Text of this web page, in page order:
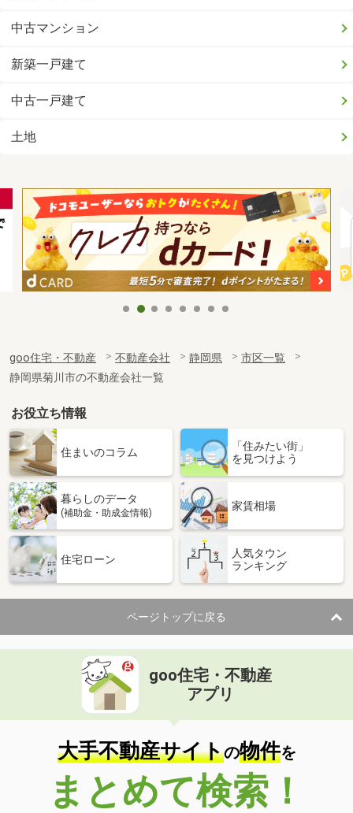
中古マンション
新築一戸建て
中古一戸建て
土地
goo住宅・不動産 不動産会社 静岡県
市区一覧
静岡県菊川市の不動産会社一覧
お役立ち情報
住まいのコラム
「住みたい街」
を見つけよう
暮らしのデータ
(補助金・助成金情報)
家賃相場
住宅ローン
人気タウン
ランキング
ページトップに戻る
goo住宅・不動産
アプリ
大手不動産サイトの物件を
まとめて検索！